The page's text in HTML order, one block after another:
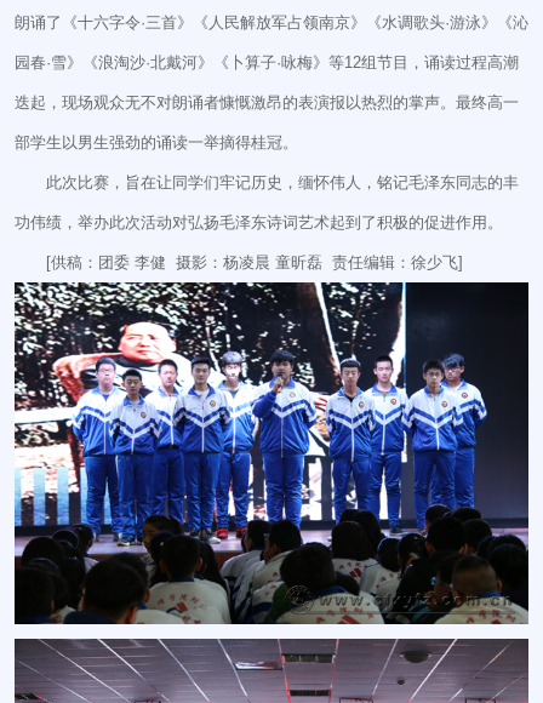
朗诵了《十六字令·三首》《人民解放军占领南京》《水调歌头·游泳》《沁
园春·雪》《浪淘沙·北戴河》《卜算子·咏梅》等12组节目，诵读过程高潮
迭起，现场观众无不对朗诵者慷慨激昂的表演报以热烈的掌声。最终高一
部学生以男生强劲的诵读一举摘得桂冠。
此次比赛，旨在让同学们牢记历史，缅怀伟人，铭记毛泽东同志的丰
功伟绩，举办此次活动对弘扬毛泽东诗词艺术起到了积极的促进作用。
[供稿：团委 李健 摄影：杨凌晨 童昕磊 责任编辑：徐少飞]